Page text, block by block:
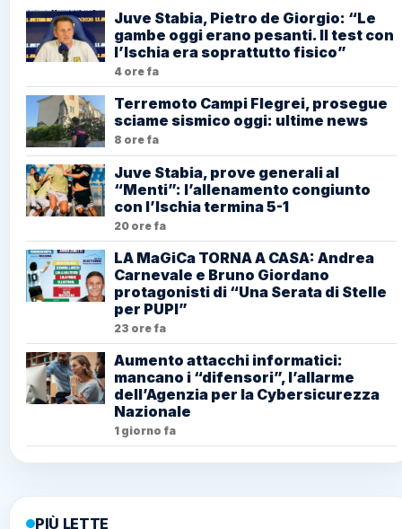
Juve Stabia, Pietro de Giorgio: “Le
gambe oggi erano pesanti. Il test con
l’Ischia era soprattutto fisico”
4 ore fa
Terremoto Campi Flegrei, prosegue
sciame sismico oggi: ultime news
8 ore fa
Juve Stabia, prove generali al
“Menti”: l’allenamento congiunto
con l’Ischia termina 5-1
20 ore fa
LA MaGiCa TORNA A CASA: Andrea
Carnevale e Bruno Giordano
protagonisti di “Una Serata di Stelle
per PUPI”
23 ore fa
Aumento attacchi informatici:
mancano i “difensori”, l’allarme
dell’Agenzia per la Cybersicurezza
Nazionale
1 giorno fa
PIÙ LETTE